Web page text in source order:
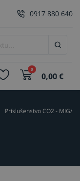
0917 880 640
0
0,00€
Príslušenstvo CO2 - MIG/